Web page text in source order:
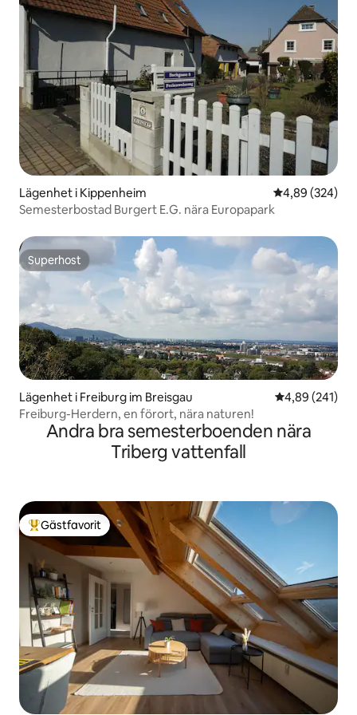
Lägenhet i Kippenheim 4,89 av 5 i
4,89 (324)
Semesterbostad Burgert E.G. nära Europapark
Superhost
Superhost
Lägenhet i Freiburg im Breisgau 4,89 av 5 i
4,89 (241)
Freiburg-Herdern, en förort, nära naturen!
Andra bra semesterboenden nära
Triberg vattenfall
Populär gästfavorit
Gästfavorit